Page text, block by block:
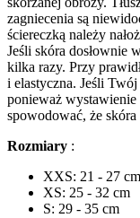
zagniecenia są
ściereczką należy
Jeśli skóra dosłownie
kilka razy. Przy
i elastyczna. Jeśli
ponieważ wystawienie
spowodować, że
Rozmiary :
XXS: 21 - 27 cm
XS: 25 - 32 cm
S: 29 - 35 cm